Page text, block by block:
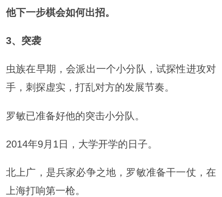
他下一步棋会如何出招。
3、 突袭
虫族在早期，会派出一个小分队，试探性进攻对
手，刺探虚实，打乱对方的发展节奏。
罗敏已准备好他的突击小分队。
2014年9月1日，大学开学的日子。
北上广，是兵家必争之地，罗敏准备干一仗，在
上海打响第一枪。